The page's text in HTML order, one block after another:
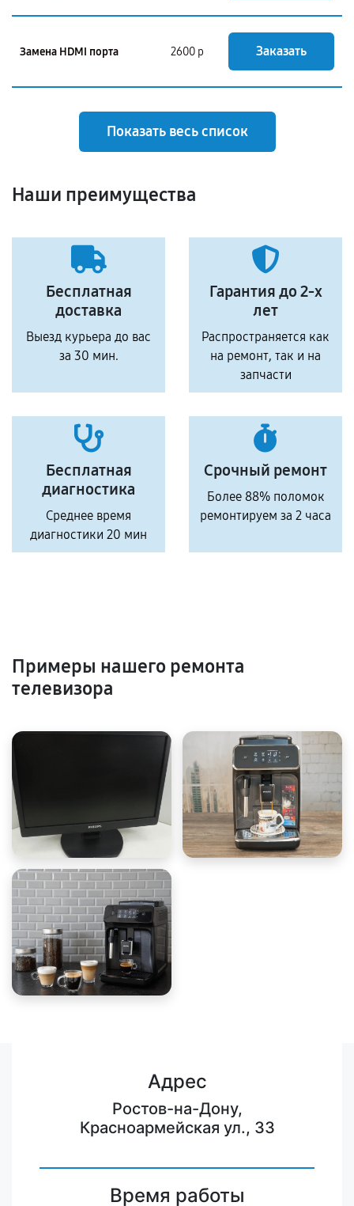
Замена HDMI порта 2600 р Заказать
Показать весь список
Наши преимущества
Бесплатная
доставка
Выезд курьера до вас
за 30 мин.
Гарантия до 2-х
лет
Распространяется как
на ремонт, так и на
запчасти
Бесплатная
диагностика
Среднее время
диагностики 20 мин
Срочный ремонт
Более 88% поломок
ремонтируем за 2 часа
Примеры нашего ремонта
телевизора
Адрес
Ростов-на-Дону,
Красноармейская ул., 33
Время работы